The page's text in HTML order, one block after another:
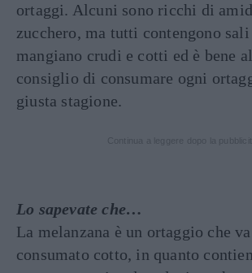
ortaggi. Alcuni sono ricchi di
zucchero, ma tutti contengono
mangiano crudi e cotti ed è bene
consiglio di consumare ogni
giusta stagione.
Lo sapevate che…
La melanzana è un ortaggio che
consumato cotto, in quanto